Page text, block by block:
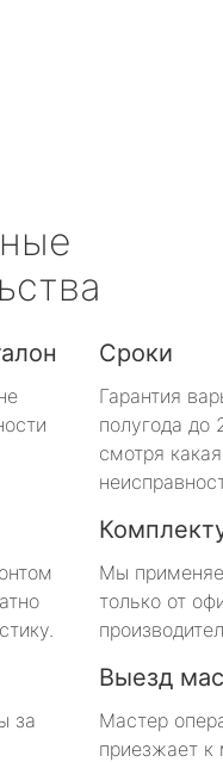
Сроки
Гарантия
полугода до
смотря какая
Мы
только от
за
Выезд
Мастер
приезжает к